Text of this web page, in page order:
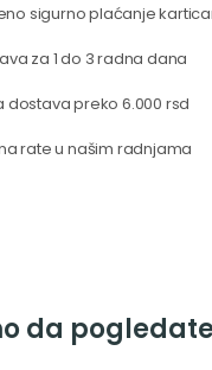
sigurno plaćanje
za 1 do 3 radna dana
dostava preko 6.000 rsd
rate u našim radnjama
da pogledate